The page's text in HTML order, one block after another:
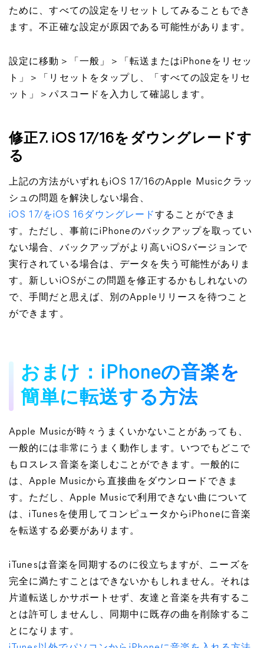
ために、すべての設定をリセットしてみることもでき
ます。不正確な設定が原因である可能性があります。
設定に移動＞「一般」＞「転送またはiPhoneをリセッ
ト」＞「リセットをタップし、「すべての設定をリセ
ット」＞パスコードを入力して確認します。
修正7. iOS 17/16をダウングレードす
る
上記の方法がいずれもiOS 17/16のApple Musicクラッ
シュの問題を解決しない場合、
iOS 17/をiOS 16ダウングレードすることができま
す。ただし、事前にiPhoneのバックアップを取ってい
ない場合、バックアップがより高いiOSバージョンで
実行されている場合は、データを失う可能性がありま
す。新しいiOSがこの問題を修正するかもしれないの
で、手間だと思えば、別のAppleリリースを待つこと
ができます。
おまけ：iPhoneの音楽を
簡単に転送する方法
Apple Musicが時々うまくいかないことがあっても、
一般的には非常にうまく動作します。いつでもどこで
もロスレス音楽を楽しむことができます。一般的に
は、Apple Musicから直接曲をダウンロードできま
す。ただし、Apple Musicで利用できない曲について
は、iTunesを使用してコンピュータからiPhoneに音楽
を転送する必要があります。
iTunesは音楽を同期するのに役立ちますが、ニーズを
完全に満たすことはできないかもしれません。それは
片道転送しかサポートせず、友達と音楽を共有するこ
とは許可しませんし、同期中に既存の曲を削除するこ
とになります。